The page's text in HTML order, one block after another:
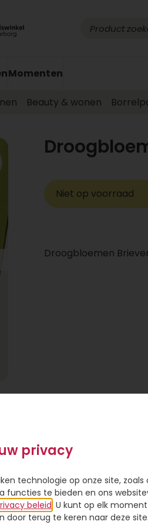
Momenten
Beauty & wonen
Niet op voorraad
Droogbloemen
privacy
technologie op onze site,
functies te bieden en ons
beleid . U kunt op elk
door terug te keren naar deze site.